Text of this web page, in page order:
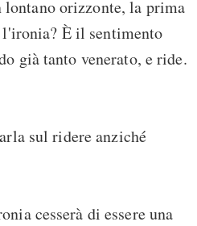
orizzonte, la prima
È il sentimento
già tanto venerato, e ride.
sul ridere anziché
cesserà di essere una